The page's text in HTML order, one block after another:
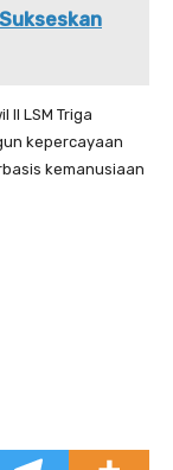
II LSM Triga
kepercayaan
kemanusiaan